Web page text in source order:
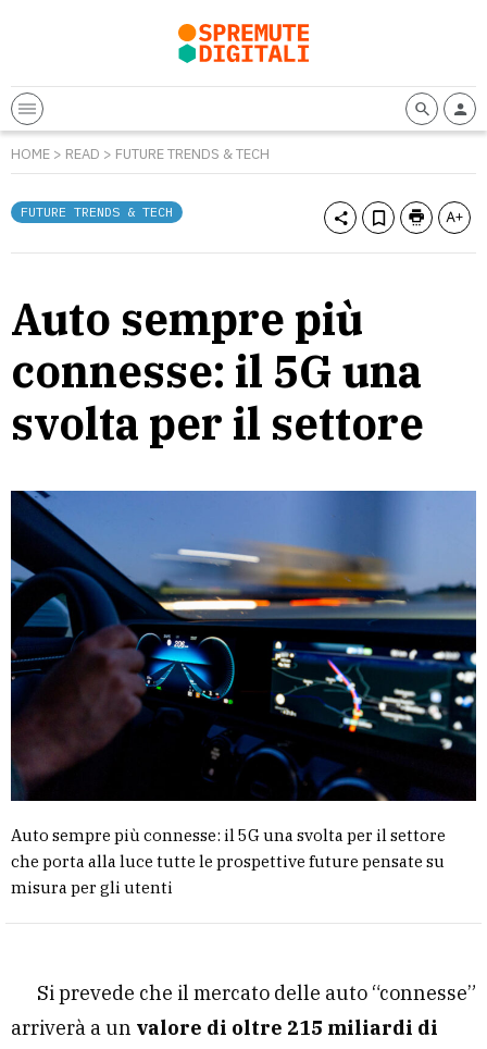
HOME > READ > FUTURE TRENDS & TECH
FUTURE TRENDS & TECH
Auto sempre più
connesse: il 5G una
svolta per il settore
Auto sempre più connesse: il 5G una svolta per il settore
che porta alla luce tutte le prospettive future pensate su
misura per gli utenti
Si prevede che il mercato delle auto “connesse”
arriverà a un valore di oltre 215 miliardi di